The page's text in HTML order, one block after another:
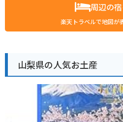
周辺の
楽天トラベルで地図が
山梨県の人気お土産